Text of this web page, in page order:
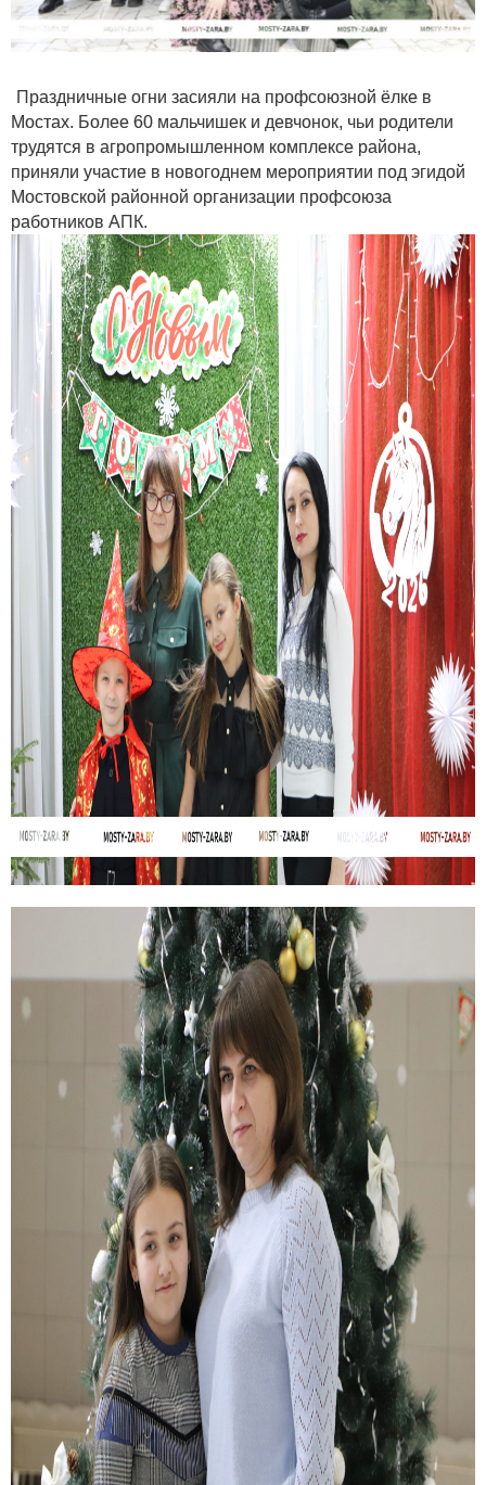
Праздничные огни засияли на профсоюзной ёлке в
Мостах. Более 60 мальчишек и девчонок, чьи родители
трудятся в агропромышленном комплексе района,
приняли участие в новогоднем мероприятии под эгидой
Мостовской районной организации профсоюза
работников АПК.